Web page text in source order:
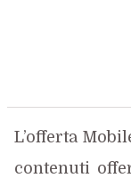
L’offerta
contenuti